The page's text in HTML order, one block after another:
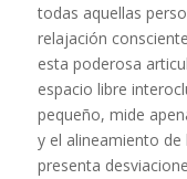
todas aquellas
relajación
esta poderosa
espacio libre
pequeño, mide
y el alineamiento
presenta